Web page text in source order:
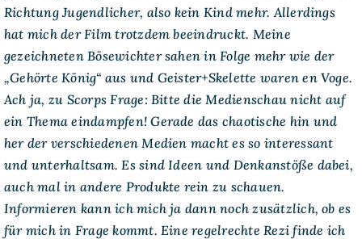
Richtung Jugendlicher, also kein Kind mehr. Allerdings
hat mich der Film trotzdem beeindruckt. Meine
gezeichneten Bösewichter sahen in Folge mehr wie der
„Gehörte König“ aus und Geister+Skelette waren en Voge.
Ach ja, zu Scorps Frage: Bitte die Medienschau nicht auf
ein Thema eindampfen! Gerade das chaotische hin und
her der verschiedenen Medien macht es so interessant
und unterhaltsam. Es sind Ideen und Denkanstöße dabei,
auch mal in andere Produkte rein zu schauen.
Informieren kann ich mich ja dann noch zusätzlich, ob es
für mich in Frage kommt. Eine regelrechte Rezi finde ich